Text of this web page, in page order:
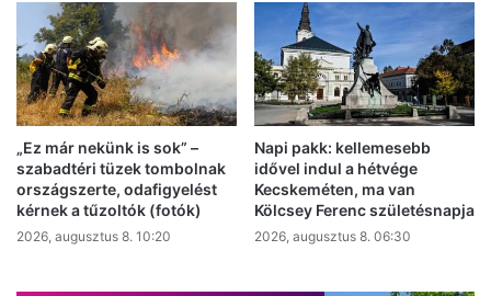
„Ez már nekünk is sok” –
szabadtéri tüzek tombolnak
országszerte, odafigyelést
kérnek a tűzoltók (fotók)
2026, augusztus 8. 10:20
Napi pakk: kellemesebb
idővel indul a hétvége
Kecskeméten, ma van
Kölcsey Ferenc születésnapja
2026, augusztus 8. 06:30